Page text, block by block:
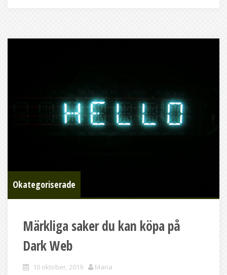
Okategoriserade
Märkliga saker du kan köpa på
Dark Web
10 oktober, 2019 Maria